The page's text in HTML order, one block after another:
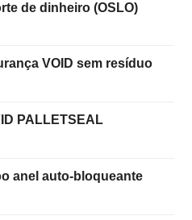
de dinheiro (OSLO)
VOID sem resíduo
PALLETSEAL
anel auto-bloqueante